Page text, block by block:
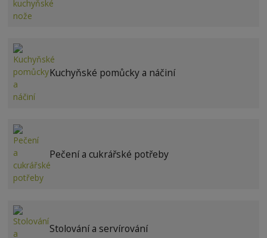
Kuchyňské pomůcky a náčiní
Pečení a cukrářské potřeby
Stolování a servírování